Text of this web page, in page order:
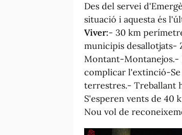
Des del servei
situació i aquesta és
Viver:- 30 km
municipis desallotjats-
Montant-Montanejos.-
complicar l'extinció-
terrestres.- Treballant
S'esperen vents de 40
Nou vol de